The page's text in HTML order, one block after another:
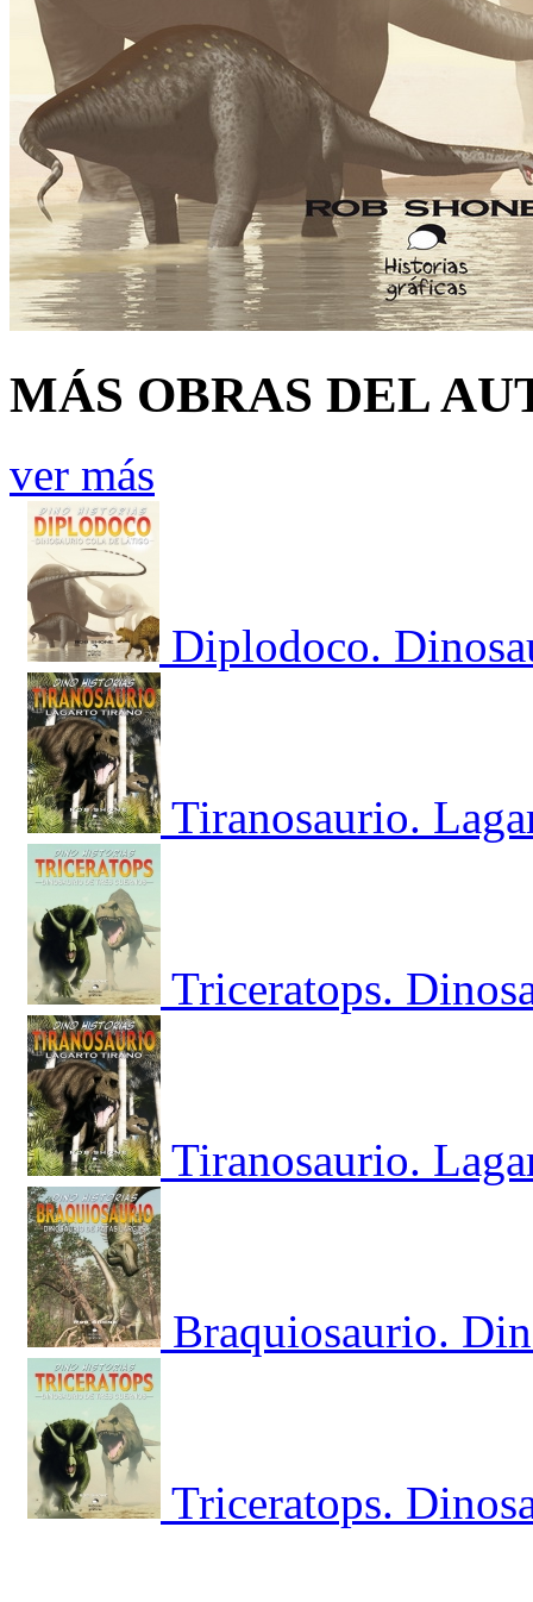
MÁS OBRAS DEL
ver más
Diplodoco.
Tiranosaurio.
Triceratops.
Tiranosaurio.
Braquiosaurio.
Triceratops.